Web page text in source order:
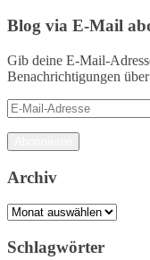
Blog via E-Mail
Gib deine E-Mail-
Benachrichtigungen
E-
Mail-
Adresse
Archiv
Archiv
Schlagwörter